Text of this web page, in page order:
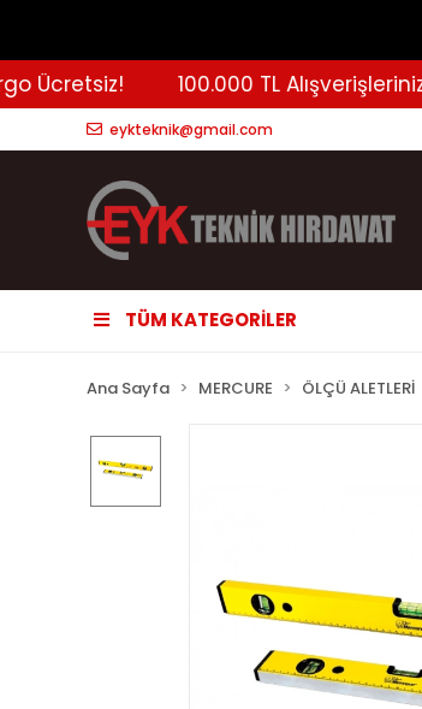
Ücretsiz! 100.000 TL
eykteknik@gmail.com
TÜM KATEGORİLER
Ana Sayfa MERCURE ÖLÇÜ ALETLERİ